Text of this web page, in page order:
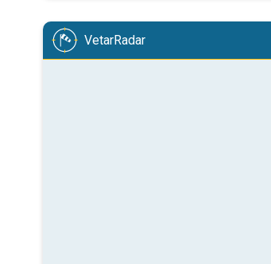
VetarRadar